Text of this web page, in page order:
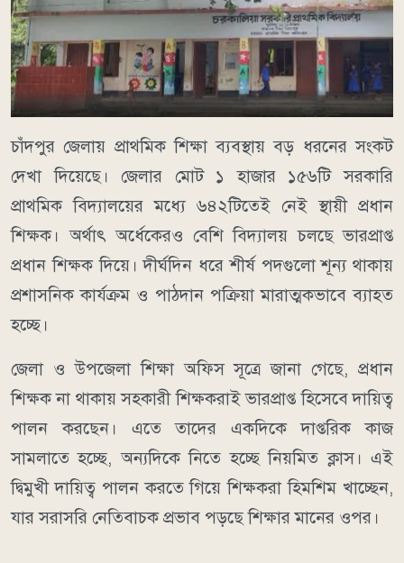
চাঁদপুর জেলায় প্রাথমিক শিক্ষা ব্যবস্থায় বড় ধরনের সংকট
দেখা দিয়েছে। জেলার মোট ১ হাজার ১৫৬টি সরকারি
প্রাথমিক বিদ্যালয়ের মধ্যে ৬৪২টিতেই নেই স্থায়ী প্রধান
শিক্ষক। অর্থাৎ অর্ধেকেরও বেশি বিদ্যালয় চলছে ভারপ্রাপ্ত
প্রধান শিক্ষক দিয়ে। দীর্ঘদিন ধরে শীর্ষ পদগুলো শূন্য থাকায়
প্রশাসনিক কার্যক্রম ও পাঠদান পক্রিয়া মারাত্মকভাবে ব্যাহত
হচ্ছে।
জেলা ও উপজেলা শিক্ষা অফিস সূত্রে জানা গেছে, প্রধান
শিক্ষক না থাকায় সহকারী শিক্ষকরাই ভারপ্রাপ্ত হিসেবে দায়িত্ব
পালন করছেন। এতে তাদের একদিকে দাপ্তরিক কাজ
সামলাতে হচ্ছে, অন্যদিকে নিতে হচ্ছে নিয়মিত ক্লাস। এই
দ্বিমুখী দায়িত্ব পালন করতে গিয়ে শিক্ষকরা হিমশিম খাচ্ছেন,
যার সরাসরি নেতিবাচক প্রভাব পড়ছে শিক্ষার মানের ওপর।